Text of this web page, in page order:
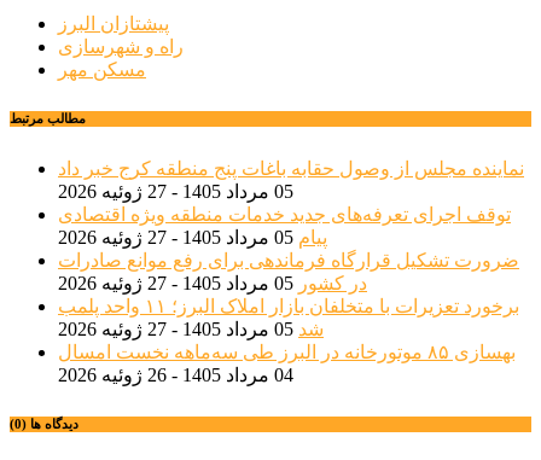
پیشتازان البرز
راه و شهرسازی
مسکن مهر
مطالب مرتبط
نماینده مجلس از وصول حقابه باغات پنج منطقه کرج خبر داد
05 مرداد 1405 - 27 ژوئیه 2026
توقف اجرای تعرفه‌های جدید خدمات منطقه ویژه اقتصادی
پیام 05 مرداد 1405 - 27 ژوئیه 2026
ضرورت تشکیل قرارگاه فرماندهی برای رفع موانع صادرات
در کشور 05 مرداد 1405 - 27 ژوئیه 2026
برخورد تعزیرات با متخلفان بازار املاک البرز؛ ۱۱ واحد پلمب
شد 05 مرداد 1405 - 27 ژوئیه 2026
بهسازی ۸۵ موتورخانه در البرز طی سه‌ماهه نخست امسال
04 مرداد 1405 - 26 ژوئیه 2026
دیدگاه ها (0)